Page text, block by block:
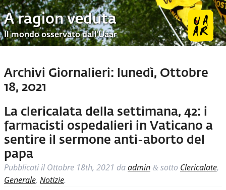
A ragion veduta
Il mondo osservato dall’Uaar
Archivi Giornalieri: lunedì, Ottobre
18, 2021
La clericalata della settimana, 42: i
farmacisti ospedalieri in Vaticano a
sentire il sermone anti-aborto del
papa
Pubblicati ilOttobre 18th, 2021 daadmin & sotto Clericalate,
Generale, Notizie.